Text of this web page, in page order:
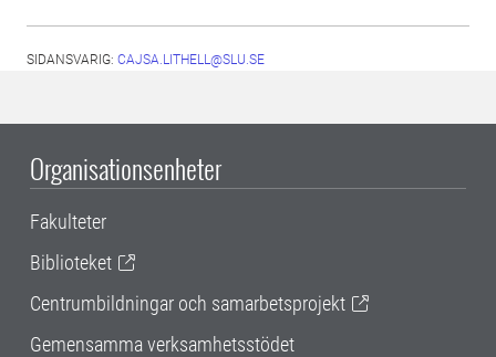
SIDANSVARIG: CAJSA.LITHELL@SLU.SE
Organisationsenheter
Fakulteter
Biblioteket
Centrumbildningar och samarbetsprojekt
Gemensamma verksamhetsstödet